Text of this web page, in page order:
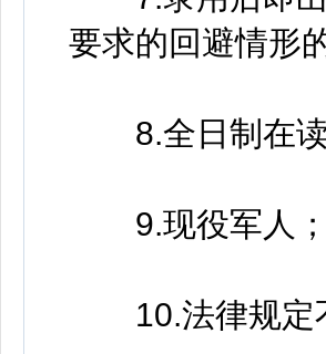
要求的回避情形
8.全日制在读
9.现役军人；
10.法律规定